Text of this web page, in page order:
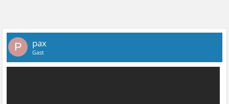
P pax
Gast